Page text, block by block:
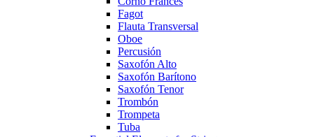
Fagot
Flauta Transversal
Oboe
Percusión
Saxofón Alto
Saxofón Barítono
Saxofón Tenor
Trombón
Trompeta
Tuba